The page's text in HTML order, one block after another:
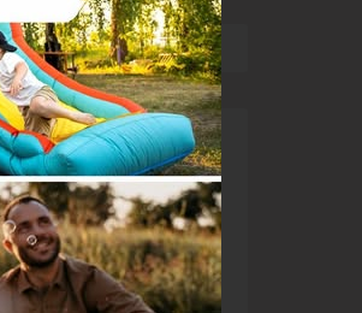
a komfortní zázemí